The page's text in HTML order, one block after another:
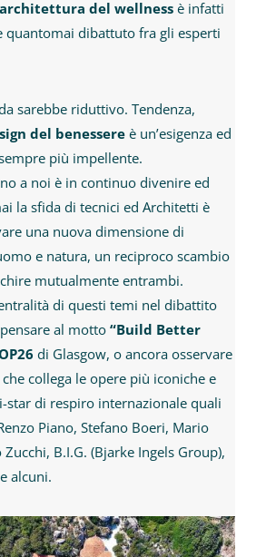
del wellnessè infatti
quantomai dibattuto fra gli esperti
sarebbe riduttivo. Tendenza,
del benessereè un’esigenza ed
più impellente.
a noi è in continuo divenire ed
la sfida di tecnici ed Architetti è
una nuova dimensione di
e natura, un reciproco scambio
mutualmente entrambi.
di questi temi nel dibattito
al motto“Build Better
di Glasgow, o ancora osservare
collega le opere più iconiche e
star di respiro internazionale quali
Piano, Stefano Boeri, Mario
Zucchi, B.I.G. (Bjarke Ingels Group),
alcuni.